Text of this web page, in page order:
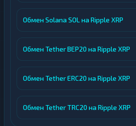
Обмен Solana SOL на Ripple XRP
Обмен Tether BEP20 на Ripple XRP
Обмен Tether ERC20 на Ripple XRP
Обмен Tether TRC20 на Ripple XRP